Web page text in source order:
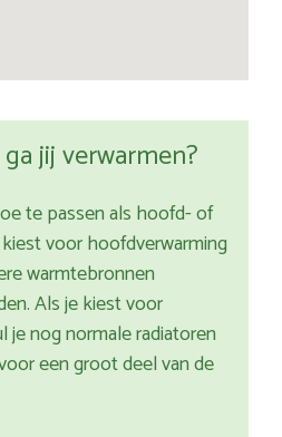
jij verwarmen?
te passen als hoofd- of
voor hoofdverwarming
warmtebronnen
Als je kiest voor
je nog normale radiatoren
een groot deel van de